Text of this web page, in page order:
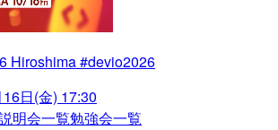
Hiroshima #devio2026
日(金) 17:30
明会一覧勉強会一覧